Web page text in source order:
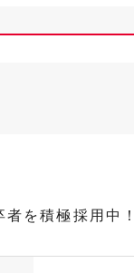
を積極採用中！